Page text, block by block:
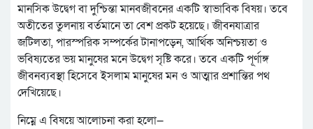
মানসিক উদ্বেগ বা দুশ্চিন্তা মানবজীবনের একটি স্বাভাবিক বিষয়। তবে
অতীতের তুলনায় বর্তমানে তা বেশ প্রকট হয়েছে। জীবনযাত্রার
জটিলতা, পারস্পরিক সম্পর্কের টানাপড়েন, আর্থিক অনিশ্চয়তা ও
ভবিষ্যতের ভয় মানুষের মনে উদ্বেগ সৃষ্টি করে। তবে একটি পূর্ণাঙ্গ
জীবনব্যবস্থা হিসেবে ইসলাম মানুষের মন ও আত্মার প্রশান্তির পথ
দেখিয়েছে।
নিম্নে এ বিষয়ে আলোচনা করা হলো—